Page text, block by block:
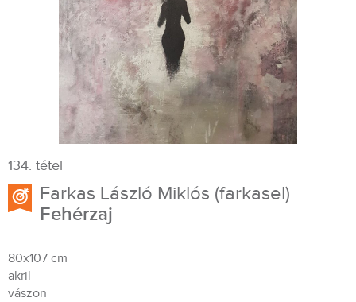
134. tétel
Farkas László Miklós (farkasel)
Fehérzaj
80x107 cm
akril
vászon